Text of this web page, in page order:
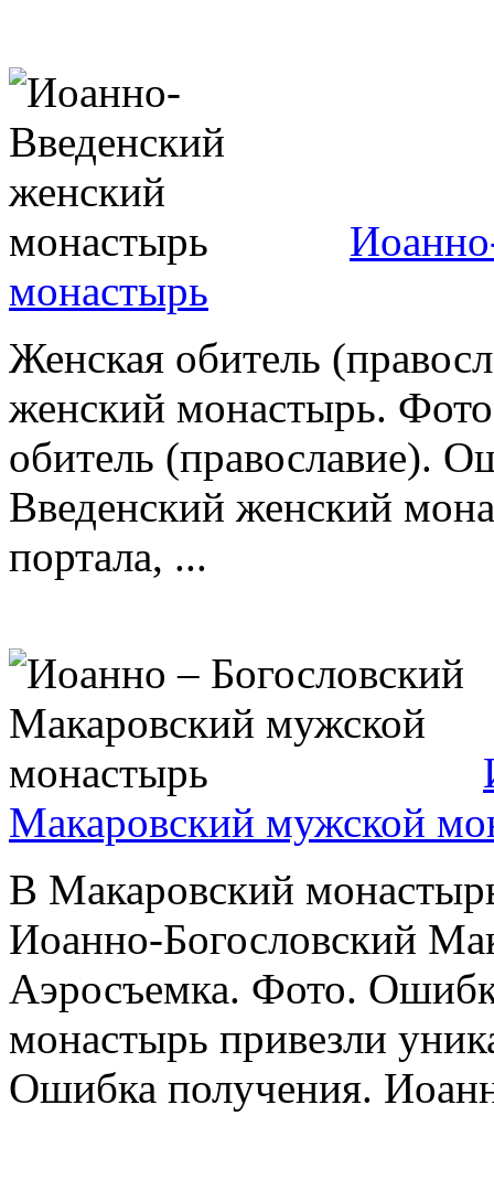
монастырь
Женская обитель
женский монастырь.
обитель (православие).
Введенский женский
портала, ...
Макаровский мужской
В Макаровский
Иоанно-Богословский
Аэросъемка. Фото.
монастырь привезли
Ошибка получения.